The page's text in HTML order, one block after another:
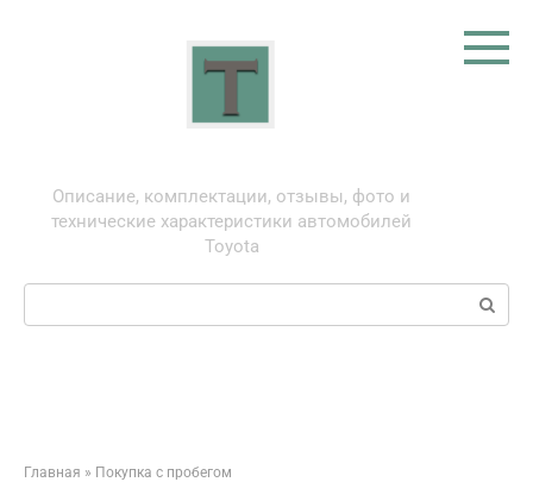
Описание, комплектации, отзывы, фото и
технические характеристики автомобилей
Toyota
Поиск:
Главная » Покупка с пробегом